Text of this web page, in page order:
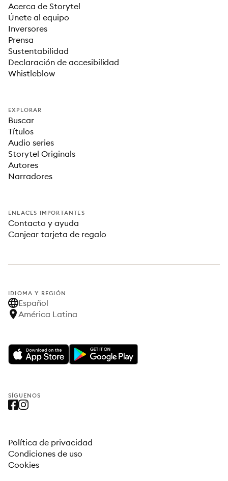
Acerca de Storytel
Únete al equipo
Inversores
Prensa
Sustentabilidad
Declaración de accesibilidad
Whistleblow
EXPLORAR
Buscar
Títulos
Audio series
Storytel Originals
Autores
Narradores
ENLACES IMPORTANTES
Contacto y ayuda
Canjear tarjeta de regalo
IDIOMA Y REGIÓN
Español
América Latina
SÍGUENOS
Política de privacidad
Condiciones de uso
Cookies